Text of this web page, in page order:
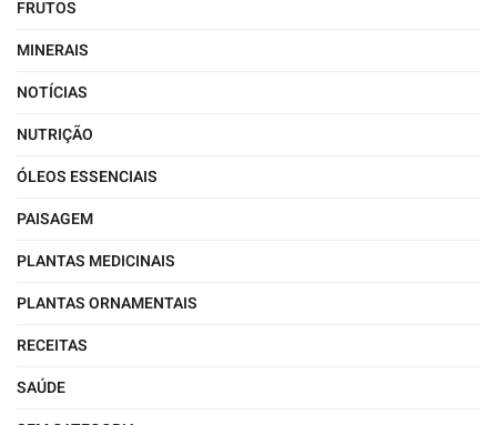
FRUTOS
MINERAIS
NOTÍCIAS
NUTRIÇÃO
ÓLEOS ESSENCIAIS
PAISAGEM
PLANTAS MEDICINAIS
PLANTAS ORNAMENTAIS
RECEITAS
SAÚDE